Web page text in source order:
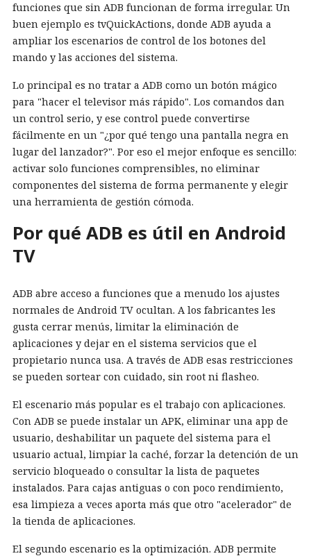
funciones que sin ADB funcionan de forma irregular. Un
buen ejemplo es tvQuickActions, donde ADB ayuda a
ampliar los escenarios de control de los botones del
mando y las acciones del sistema.
Lo principal es no tratar a ADB como un botón mágico
para "hacer el televisor más rápido". Los comandos dan
un control serio, y ese control puede convertirse
fácilmente en un "¿por qué tengo una pantalla negra en
lugar del lanzador?". Por eso el mejor enfoque es sencillo:
activar solo funciones comprensibles, no eliminar
componentes del sistema de forma permanente y elegir
una herramienta de gestión cómoda.
Por qué ADB es útil en Android
TV
ADB abre acceso a funciones que a menudo los ajustes
normales de Android TV ocultan. A los fabricantes les
gusta cerrar menús, limitar la eliminación de
aplicaciones y dejar en el sistema servicios que el
propietario nunca usa. A través de ADB esas restricciones
se pueden sortear con cuidado, sin root ni flasheo.
El escenario más popular es el trabajo con aplicaciones.
Con ADB se puede instalar un APK, eliminar una app de
usuario, deshabilitar un paquete del sistema para el
usuario actual, limpiar la caché, forzar la detención de un
servicio bloqueado o consultar la lista de paquetes
instalados. Para cajas antiguas o con poco rendimiento,
esa limpieza a veces aporta más que otro "acelerador" de
la tienda de aplicaciones.
El segundo escenario es la optimización. ADB permite